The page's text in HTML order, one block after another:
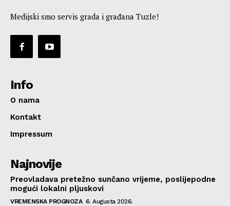
Medijski smo servis grada i građana Tuzle!
Info
O nama
Kontakt
Impressum
Najnovije
Preovladava pretežno sunčano vrijeme, poslijepodne
mogući lokalni pljuskovi
VREMENSKA PROGNOZA 6. Augusta 2026.